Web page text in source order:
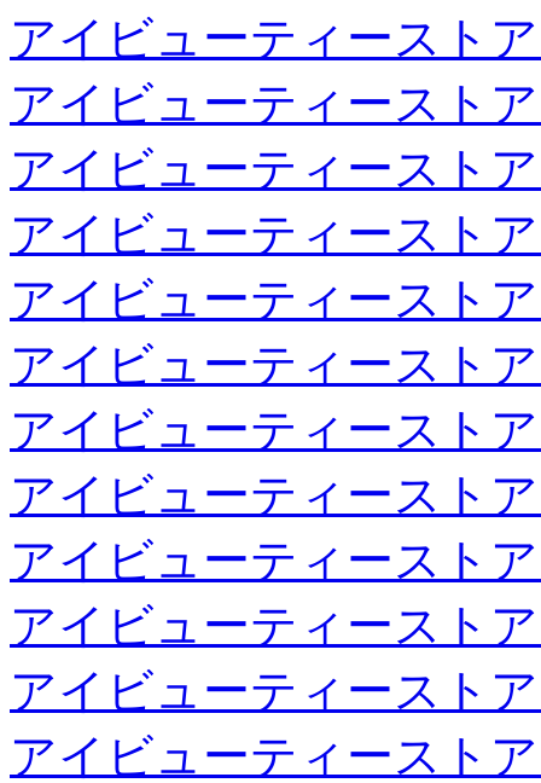
アイビューティースト
アイビューティースト
アイビューティースト
アイビューティースト
アイビューティースト
アイビューティースト
アイビューティースト
アイビューティースト
アイビューティースト
アイビューティースト
アイビューティースト
アイビューティースト